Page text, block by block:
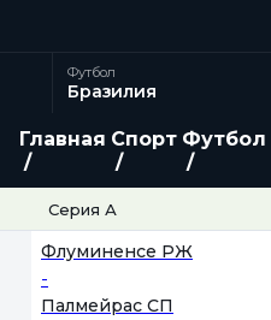
Футбол
Бразилия
Главная Спорт Футбол
Серия А
Флуминенсе РЖ
-
Палмейрас СП